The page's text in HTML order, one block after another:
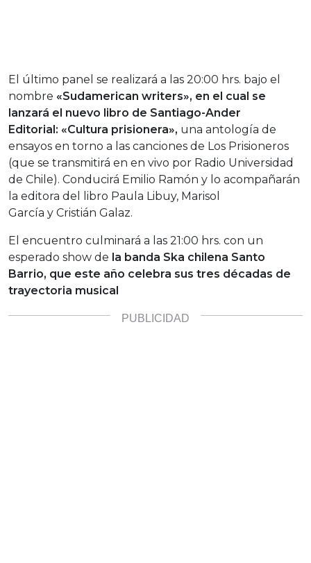
El último panel se realizará a las 20:00 hrs. bajo el
nombre «Sudamerican writers», en el cual se
lanzará el nuevo libro de Santiago-Ander
Editorial: «Cultura prisionera», una antología de
ensayos en torno a las canciones de Los Prisioneros
(que se transmitirá en en vivo por Radio Universidad
de Chile). Conducirá Emilio Ramón y lo acompañarán
la editora del libro Paula Libuy, Marisol
García y Cristián Galaz.
El encuentro culminará a las 21:00 hrs. con un
esperado show de la banda Ska chilena Santo
Barrio, que este año celebra sus tres décadas de
trayectoria musical